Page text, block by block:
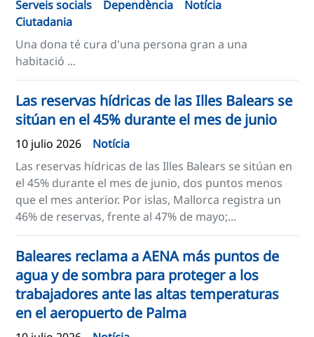
Serveis socials
Dependència
Notícia
Ciutadania
Una dona té cura d'una persona gran a una
habitació ...
Las reservas hídricas de las Illes Balears se
sitúan en el 45% durante el mes de junio
10 julio 2026
Notícia
Las reservas hídricas de las Illes Balears se sitúan en
el 45% durante el mes de junio, dos puntos menos
que el mes anterior. Por islas, Mallorca registra un
46% de reservas, frente al 47% de mayo;...
Baleares reclama a AENA más puntos de
agua y de sombra para proteger a los
trabajadores ante las altas temperaturas
en el aeropuerto de Palma